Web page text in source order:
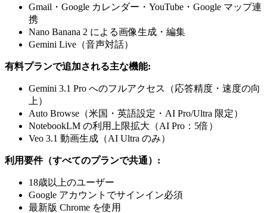
Gmail・Google カレンダー・YouTube・Google マップ連
携
Nano Banana 2 による画像生成・編集
Gemini Live（音声対話）
有料プランで追加される主な機能:
Gemini 3.1 Pro へのフルアクセス（応答精度・速度の向
上）
Auto Browse（米国・英語設定・AI Pro/Ultra 限定）
NotebookLM の利用上限拡大（AI Pro：5倍）
Veo 3.1 動画生成（AI Ultra のみ）
利用要件（すべてのプランで共通）:
18歳以上のユーザー
Google アカウントでサインイン必須
最新版 Chrome を使用